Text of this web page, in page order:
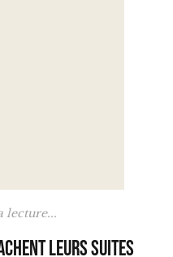
lecture...
leurs suites